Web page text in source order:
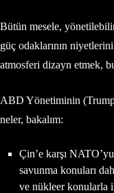
Bütün mesele,
güç odaklarının
atmosferi dizayn etmek,
ABD Yönetiminin (Trump
neler, bakalım:
Çin’e karşı
savunma konuları
ve nükleer konularla